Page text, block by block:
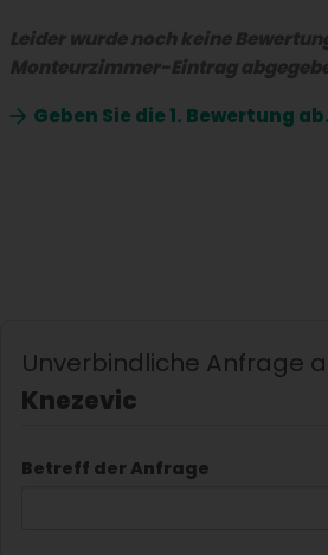
Leider wurde noch keine
Monteurzimmer-Eintrag
Geben Sie die1. Bewertung ab.
Unverbindliche Anfrage
Knezevic
Betreff der Anfrage